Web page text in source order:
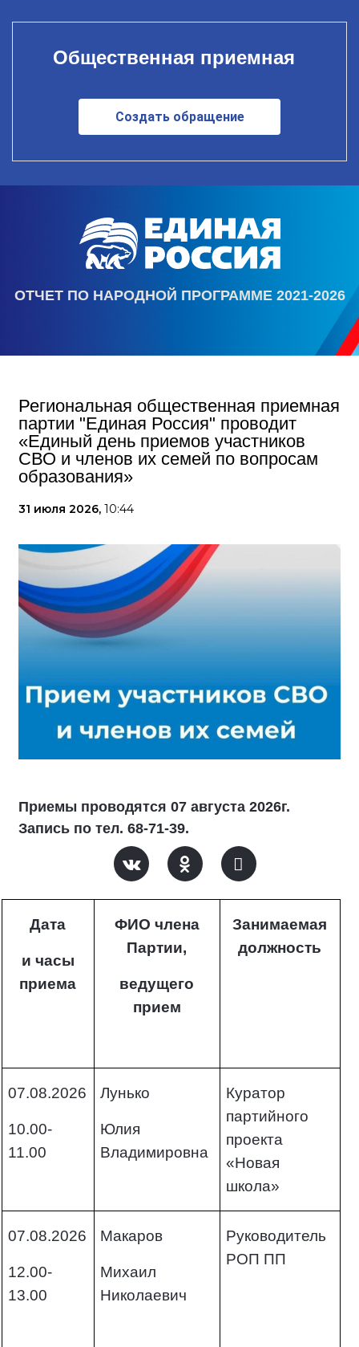
Общественная приемная
Создать обращение
ОТЧЕТ ПО НАРОДНОЙ ПРОГРАММЕ 2021-2026
Региональная общественная приемная
партии "Единая Россия" проводит
«Единый день приемов участников
СВО и членов их семей по вопросам
образования»
31 июля 2026, 10:44
Приемы проводятся 07 августа 2026г.
Запись по тел. 68-71-39.
Дата
и часы
приема
ФИО члена
Партии,
ведущего
прием
Занимаемая
должность
07.08.2026
10.00-
11.00
Лунько
Юлия
Владимировна
Куратор
партийного
проекта
«Новая
школа»
07.08.2026
12.00-
13.00
Макаров
Михаил
Николаевич
Руководитель
РОП ПП